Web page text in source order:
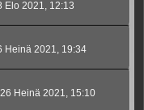
Elo 2021, 12:13
Heinä 2021, 19:34
26 Heinä 2021, 15:10